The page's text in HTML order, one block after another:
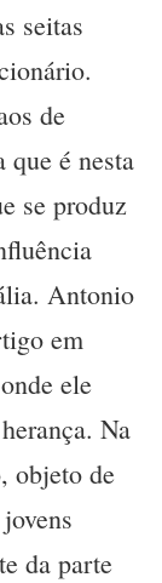
seitas
de
é nesta
se produz
Antonio
em
ele
Na
objeto de
da parte